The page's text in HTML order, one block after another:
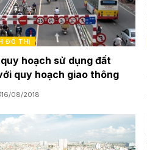
ĐÔ THỊ
hoạch sử dụng đất
quy hoạch giao thông
16/08/2018